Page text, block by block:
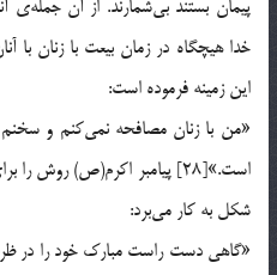
خدا هیچگاه در زمان بیعت با زنان
این زمینه فرموده است:
«من با زنان مصافحه نمی‌کنم و
است.»[28] پیامبر اکرم(ص) روش
شکل به کار می‌برد:
«گاهی دست راست مبارک خود را در